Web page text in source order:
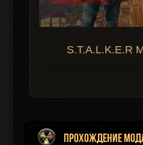
S.T.A.L.K.E.R
Прохождение